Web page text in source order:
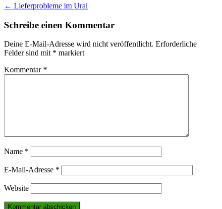
Post
navigation
← Lieferprobleme im Ural
Schreibe einen Kommentar
Deine E-Mail-Adresse wird nicht veröffentlicht. Erforderliche
Felder sind mit * markiert
Kommentar *
Name *
E-Mail-Adresse *
Website